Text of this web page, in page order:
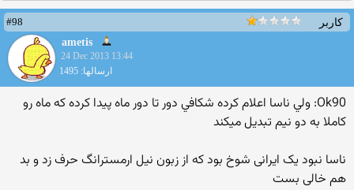
کاربر
#98
ametis
24 Dec 2013 13:44
ارسالها: 1495
Ok90: ولي ناسا اعلام كرده شكافي دور تا دور ماه پيدا كرده كه ماه رو
كاملا به دو نيم تبديل ميكند
ناسا نبود یک ایرانی شوخ بود که از زبون نیل ارمسترانگ حرف زد و بد
هم خالی بست